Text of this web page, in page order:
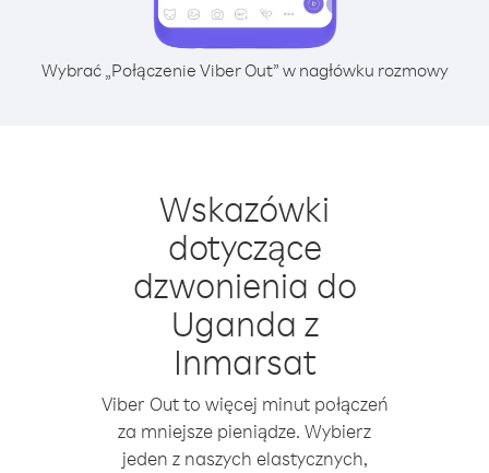
Wybrać „Połączenie Viber Out” w nagłówku rozmowy
Wskazówki
dotyczące
dzwonienia do
Uganda z
Inmarsat
Viber Out to więcej minut połączeń
za mniejsze pieniądze. Wybierz
jeden z naszych elastycznych,